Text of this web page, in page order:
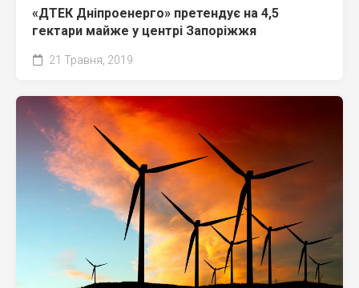
«ДТЕК Дніпроенерго» претендує на 4,5
гектари майже у центрі Запоріжжя
21 Травня, 2019